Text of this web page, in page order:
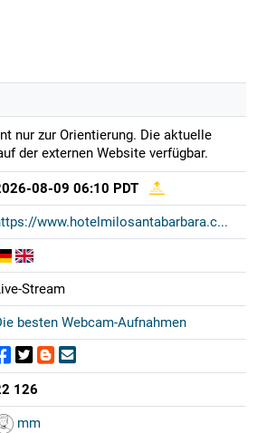
nur zur Orientierung. Die aktuelle
der externen Website verfügbar.
08-09 06:10 PDT
www.hotelmilosantabarbara.c...
Stream
besten Webcam-Aufnahmen
126
mm